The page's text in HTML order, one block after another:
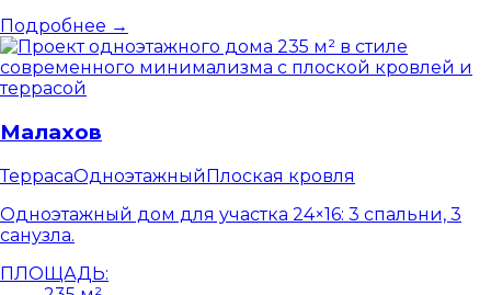
Подробнее →
Малахов
ТеррасаОдноэтажныйПлоская кровля
Одноэтажный дом для участка 24×16: 3 спальни, 3
санузла.
ПЛОЩАДЬ: